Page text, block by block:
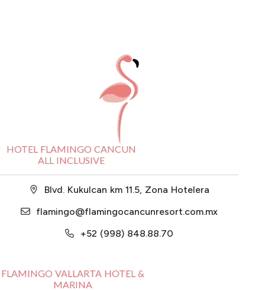
HOTEL FLAMINGO CANCUN
ALL INCLUSIVE
Blvd. Kukulcan km 11.5, Zona Hotelera
flamingo@flamingocancunresort.com.mx
+52 (998) 848.88.70
FLAMINGO VALLARTA HOTEL &
MARINA